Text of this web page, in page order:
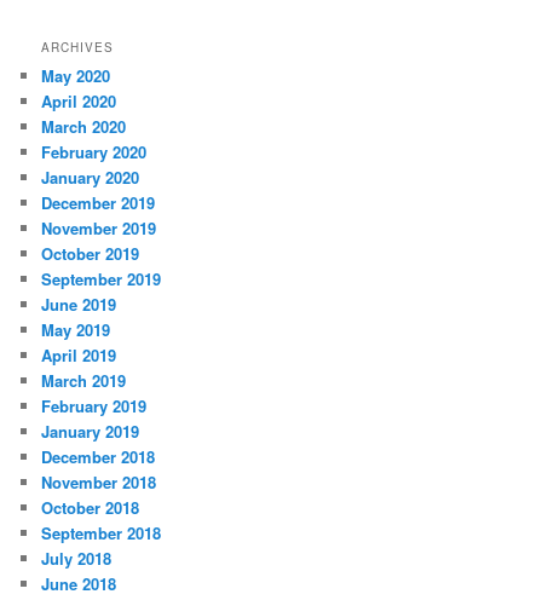
ARCHIVES
May 2020
April 2020
March 2020
February 2020
January 2020
December 2019
November 2019
October 2019
September 2019
June 2019
May 2019
April 2019
March 2019
February 2019
January 2019
December 2018
November 2018
October 2018
September 2018
July 2018
June 2018